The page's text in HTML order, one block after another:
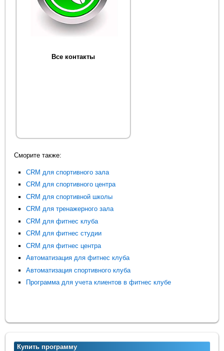
Все контакты
Сморите также:
CRM для спортивного зала
CRM для спортивного центра
CRM для спортивной школы
CRM для тренажерного зала
CRM для фитнес клуба
CRM для фитнес студии
CRM для фитнес центра
Автоматизация для фитнес клуба
Автоматизация спортивного клуба
Программа для учета клиентов в фитнес клубе
Купить программу